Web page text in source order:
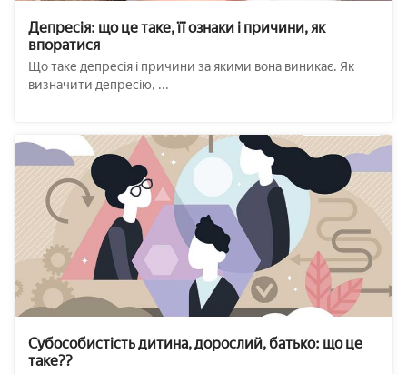
Депресія: що це таке, її ознаки і причини, як
впоратися
Що таке депресія і причини за якими вона виникає. Як
визначити депресію, ...
Субособистість дитина, дорослий, батько: що це
таке??